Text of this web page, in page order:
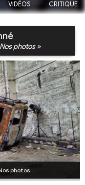
VIDÉOS CRITIQUE
photos »
photos